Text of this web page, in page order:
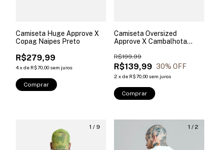
Camiseta Huge Approve X
Copag Naipes Preto
R$279,99
4x de R$70,00 sem juros
Comprar
Camiseta Oversized
Approve X Cambalhota
R$139,99
R$199,99
30% OFF
2 x de R$70,00 sem juros
Comprar
1 / 9 1 / 2